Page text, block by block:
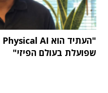
שפועלת בעולם הפיזי"